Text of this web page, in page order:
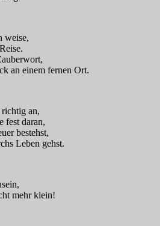
weise,
an einem fernen Ort.
an,
fest daran,
bestehst,
Leben gehst.
mehr klein!